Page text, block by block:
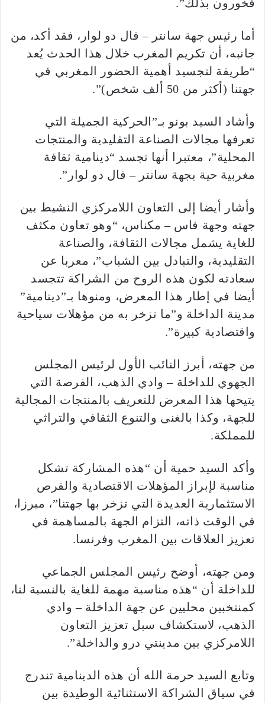
فخورون بذلك”.
أما رئيس جهة سانتر – فال دو لوار، فقد أكد، من
جانبه، أن تكريم المغرب خلال هذا الحدث يُعد
“طريقة لتجسيد أهمية الحضور المغربي في
جهتنا (أكثر من 50 ألف شخص)”.
وأشاد السيد بونو بـ”الحركية الجميلة التي
تعرفها مجالات الصناعة التقليدية والمنتجات
المحلية”، معتبرا أنها تجسد “دينامية ثقافة
مغربية حية بجهة سانتر – فال دو لوار”.
وأشار أيضا إلى التعاون اللامركزي النشيط بين
جهته وجهة فاس – مكناس، “وهو تعاون مكثف
للغاية يشمل مجالات الثقافة، والصناعة
التقليدية، والتبادل بين الشباب”، معربا عن
سعادته لكون هذه الروح من الشراكة تتجسد
أيضا في إطار هذا المعرض، ومنوها بـ”دينامية”
مدينة الداخلة و”ما تزخر به من مؤهلات سياحية
واقتصادية كبيرة”.
من جهته، أبرز النائب الأول لرئيس المجلس
الجهوي للداخلة – وادي الذهب، الفرصة التي
يتيحها هذا المعرض للتعريف بالمنتجات المجالية
للجهة، وكذا بالغنى والتنوع الثقافي والتراثي
للمملكة.
وأكد السيد حمية أن “هذه المشاركة تشكل
مناسبة لإبراز المؤهلات الاقتصادية والفرص
الاستثمارية العديدة التي تزخر بها جهتنا”، مبرزا،
في الوقت ذاته، التزام الجهة بالمساهمة في
تعزيز العلاقات بين المغرب وفرنسا.
ومن جهته، أوضح رئيس المجلس الجماعي
للداخلة أن “هذه مناسبة مهمة للغاية بالنسبة لنا،
كمنتخبين محليين عن جهة الداخلة – وادي
الذهب، لاستكشاف سبل تعزيز التعاون
اللامركزي بين مدينتي درو والداخلة”.
وتابع السيد حرمة الله أن هذه الدينامية تندرج
في سياق الشراكة الاستثنائية الوطيدة بين